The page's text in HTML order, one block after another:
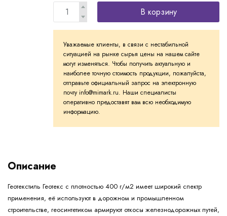
В корзину
Уважаемые клиенты, в связи с нестабильной
ситуацией на рынке сырья цены на нашем сайте
могут изменяться. Чтобы получить актуальную и
наиболее точную стоимость продукции, пожалуйста,
отправьте официальный запрос на электронную
почту info@mimark.ru. Наши специалисты
оперативно предоставят вам всю необходимую
информацию.
Описание
Геотекстиль Геотекс с плотностью 400 г/м2 имеет широкий спектр
применения, её используют в дорожном и промышленном
строительстве, геосинтетиком армируют откосы железнодорожных путей,